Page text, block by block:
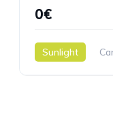
0€
Sunlight